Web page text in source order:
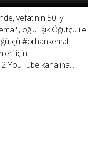
vefatının 50. yıl
oğlu Işık Öğütçü ile
#orhankemal
için:
YouTube kanalına...